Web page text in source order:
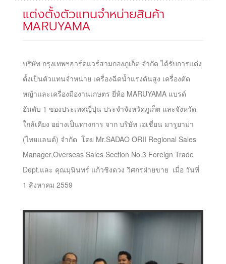
แต่งตั้งตัวแทนจำหน่ายสินค้า
MARUYAMA
บริษัท กรุงเทพฯฮาร์ดแวร์สามกองภูเก็ต จำกัด ได้รับการแต่ง
ตั้งเป็นตัวแทนจำหน่าย เครื่องฉีดน้ำแรงดันสูง เครื่องตัด
หญ้าและเครื่องมืองานเกษตร ยี่ห้อ MARUYAMA แบรด์
อันดับ 1 ของประเทศญี่ปุ่น ประจำจังหวัดภูเก็ต และจังหวัด
ใกล้เคียง อย่างเป็นทางการ จาก บริษัท เอเชี่ยน มารูยาม่า
(ไทยแลนด์) จำกัด โดย Mr.SADAO ORII Regional Sales
Manager,Overseas Sales Section No.3 Foreign Trade
Dept.และ คุณมุนินทร์ แก้วชิงดวง วิศกรฝ่ายขาย เมื่อ วันที่
1 สิงหาคม 2559